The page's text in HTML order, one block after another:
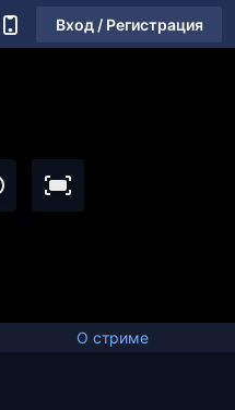
Вход / Регистрация
О стриме